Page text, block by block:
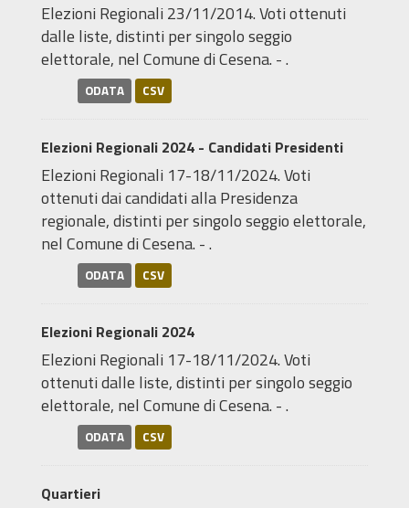
Elezioni Regionali 23/11/2014. Voti ottenuti
dalle liste, distinti per singolo seggio
elettorale, nel Comune di Cesena. - .
ODATA CSV
Elezioni Regionali 2024 - Candidati Presidenti
Elezioni Regionali 17-18/11/2024. Voti
ottenuti dai candidati alla Presidenza
regionale, distinti per singolo seggio elettorale,
nel Comune di Cesena. - .
ODATA CSV
Elezioni Regionali 2024
Elezioni Regionali 17-18/11/2024. Voti
ottenuti dalle liste, distinti per singolo seggio
elettorale, nel Comune di Cesena. - .
ODATA CSV
Quartieri